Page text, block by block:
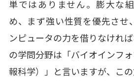
単ではありません。膨大な
め、まず強い性質を優先させ
ンピュータの力を借りなけれ
の学問分野は「バイオインフ
報科学）」と言いますが、こ